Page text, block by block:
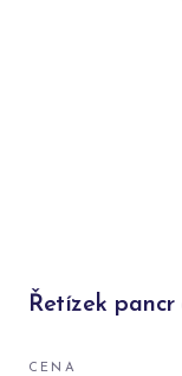
Řetízek pancr
CENA